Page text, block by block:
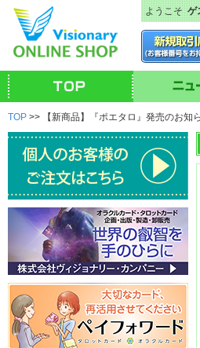
ようこそゲ
TOP >> 【新商品】『ポエタロ』発売のお知